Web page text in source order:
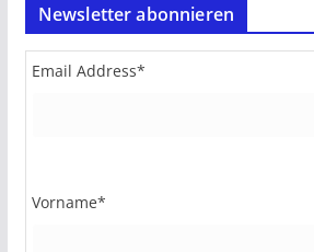
Newsletter abonnieren
Email Address*
Vorname*